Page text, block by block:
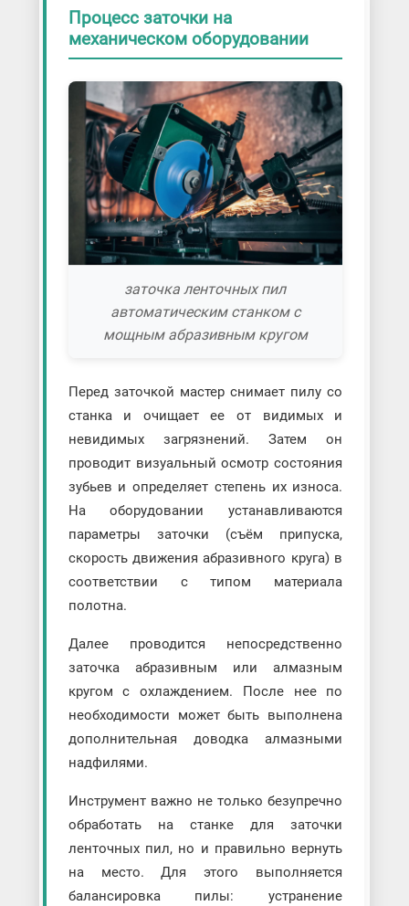
Процесс заточки на
механическом оборудовании
заточка ленточных пил
автоматическим станком с
мощным абразивным кругом
Перед заточкой мастер снимает пилу со
станка и очищает ее от видимых и
невидимых загрязнений. Затем он
проводит визуальный осмотр состояния
зубьев и определяет степень их износа.
На оборудовании устанавливаются
параметры заточки (съём припуска,
скорость движения абразивного круга) в
соответствии с типом материала
полотна.
Далее проводится непосредственно
заточка абразивным или алмазным
кругом с охлаждением. После нее по
необходимости может быть выполнена
дополнительная доводка алмазными
надфилями.
Инструмент важно не только безупречно
обработать на станке для заточки
ленточных пил, но и правильно вернуть
на место. Для этого выполняется
балансировка пилы: устранение